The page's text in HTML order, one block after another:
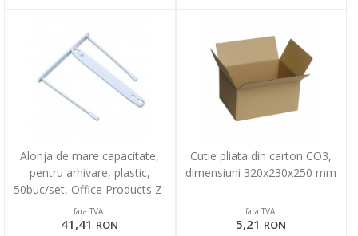
Alonja de mare capacitate,
pentru arhivare, plastic,
50buc/set, Office Products Z-
Clip - alba
fara TVA:
41,41 RON
Cutie pliata din carton CO3,
dimensiuni 320x230x250 mm
fara TVA:
5,21 RON